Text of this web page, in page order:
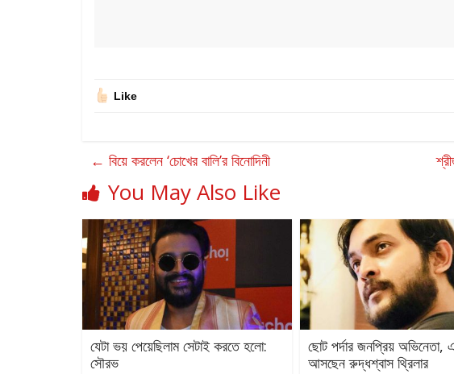
Like
← বিয়ে করলেন ‘চোখের বালি’র বিনোদিনী
You May Also Like
যেটা ভয় পেয়েছিলাম সেটাই করতে হলো:
সৌরভ
ছোট পর্দার জনপ্রিয় অভিনেতা,
আসছেন রুদ্ধশ্বাস থ্রিলার